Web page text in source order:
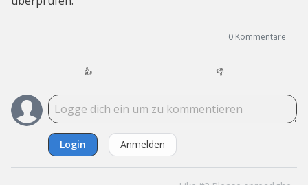
0 Kommentare
👍 👎
Login Anmelden